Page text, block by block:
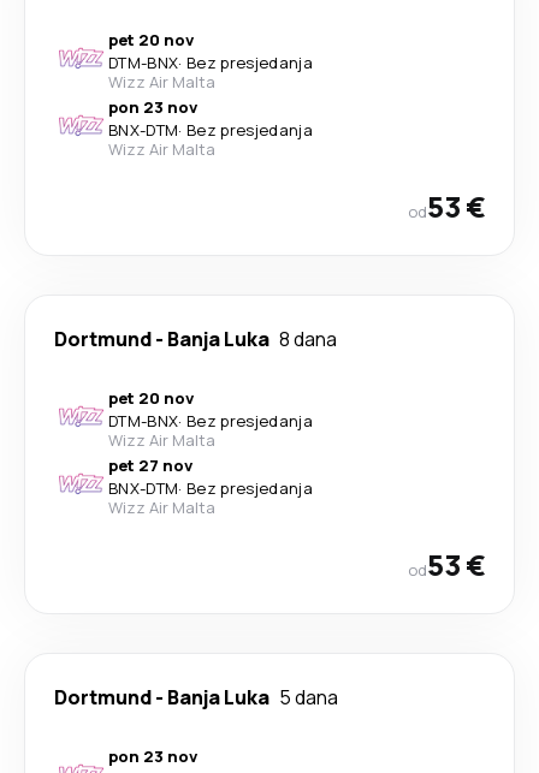
pet 20 nov
DTM-BNX· Bez presjedanja
Wizz Air Malta
pon 23 nov
BNX-DTM· Bez presjedanja
Wizz Air Malta
od53 €
Dortmund- Banja Luka 8 dana
pet 20 nov
DTM-BNX· Bez presjedanja
Wizz Air Malta
pet 27 nov
BNX-DTM· Bez presjedanja
Wizz Air Malta
od53 €
Dortmund- Banja Luka 5 dana
pon 23 nov